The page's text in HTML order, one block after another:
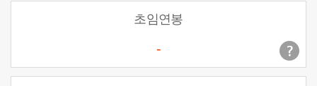
초임연봉
-